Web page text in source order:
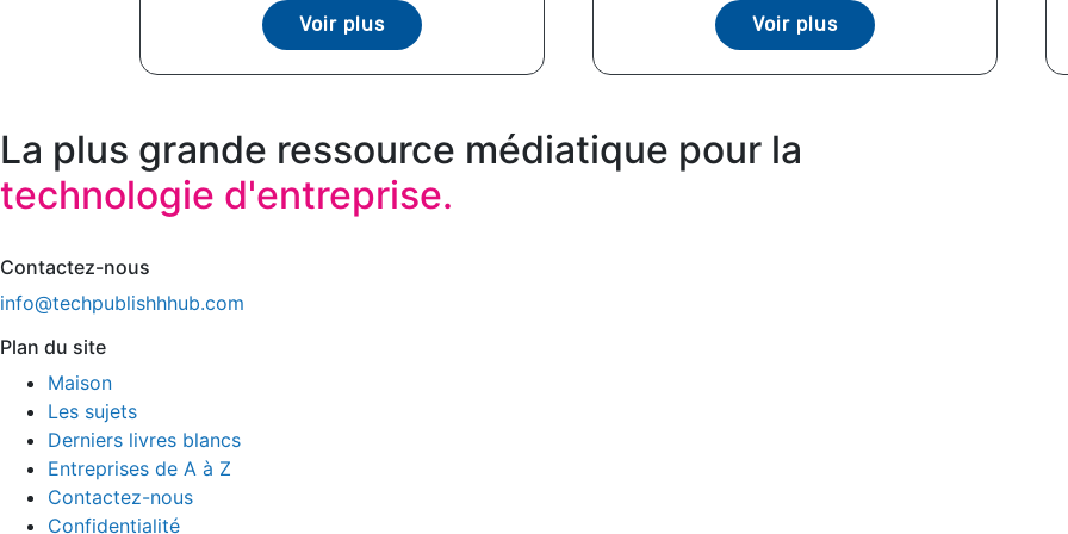
Voir plus Voir plus
La plus grande ressource médiatique pour la
technologie d'entreprise.
Contactez-nous
info@techpublishhhub.com
Plan du site
Maison
Les sujets
Derniers livres blancs
Entreprises de A à Z
Contactez-nous
Confidentialité